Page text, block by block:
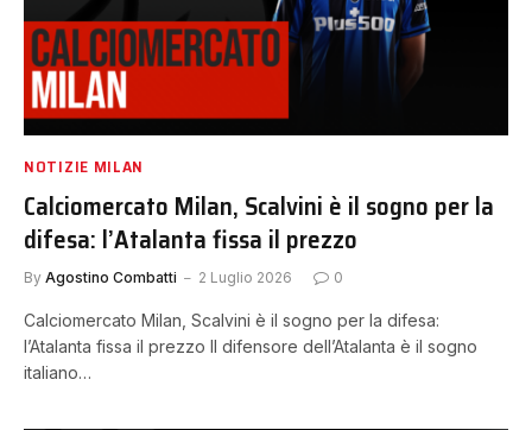
NOTIZIE MILAN
Calciomercato Milan, Scalvini è il sogno per la
difesa: l’Atalanta fissa il prezzo
By Agostino Combatti 2 Luglio 2026 0
Calciomercato Milan, Scalvini è il sogno per la difesa:
l’Atalanta fissa il prezzo Il difensore dell’Atalanta è il sogno
italiano…